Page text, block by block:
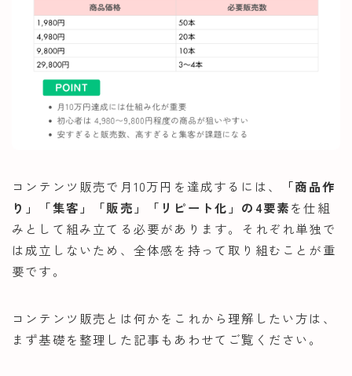
コンテンツ販売で月10万円を達成するには、
「商品作
り」「集客」「販売」「リピート化」の4要素を仕組
みとして組み立てる必要があります。それぞれ単独で
は成立しないため、全体感を持って取り組むことが重
要です。
コンテンツ販売とは何かをこれから理解したい方は、
まず基礎を整理した記事もあわせてご覧ください。